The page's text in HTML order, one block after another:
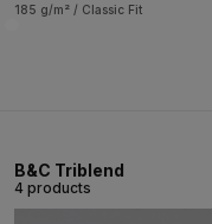
185 g/m² / Classic Fit
B&C Triblend
4 products